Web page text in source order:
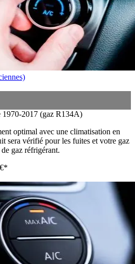
1970-2017 (gaz R134A)
optimal avec une climatisation en
sera vérifié pour les fuites et votre gaz
de gaz réfrigérant.